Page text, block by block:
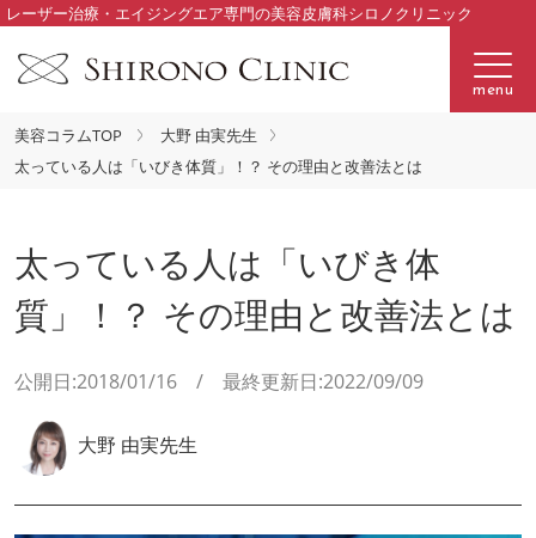
レーザー治療・エイジングエア専門の美容皮膚科シロノクリニック
menu
美容コラムTOP
大野 由実先生
太っている人は「いびき体質」！？ その理由と改善法とは
太っている人は「いびき体
質」！？ その理由と改善法とは
公開日:2018/01/16 / 最終更新日:2022/09/09
大野 由実先生